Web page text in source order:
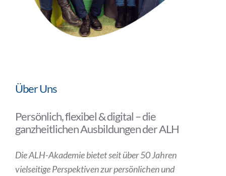
Über Uns
Persönlich, flexibel & digital – die
ganzheitlichen Ausbildungen der ALH
Die ALH-Akademie bietet seit über 50 Jahren
vielseitige Perspektiven zur persönlichen und